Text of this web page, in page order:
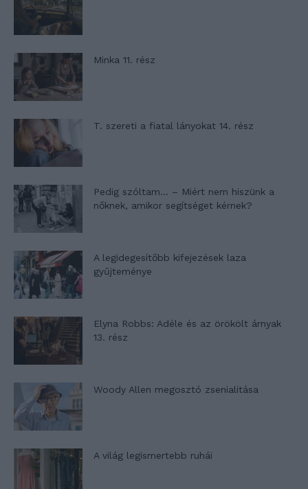
Minka 11. rész
T. szereti a fiatal lányokat 14. rész
Pedig szóltam… – Miért nem hiszünk a
nőknek, amikor segítséget kérnek?
A legidegesítőbb kifejezések laza
gyűjteménye
Elyna Robbs: Adéle és az örökölt árnyak
13. rész
Woody Allen megosztó zsenialitása
A világ legismertebb ruhái